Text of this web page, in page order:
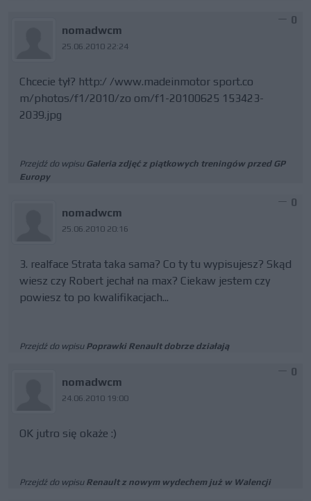
nomadwcm
25.06.2010 22:24
0
Chcecie tył? http:/ /www.madeinmotor sport.co
m/photos/f1/2010/zo om/f1-20100625 153423-
2039.jpg
Przejdź do wpisu Galeria zdjęć z piątkowych treningów przed GP
Europy
nomadwcm
25.06.2010 20:16
0
3. realface Strata taka sama? Co ty tu wypisujesz? Skąd
wiesz czy Robert jechał na max? Ciekaw jestem czy
powiesz to po kwalifikacjach...
Przejdź do wpisu Poprawki Renault dobrze działają
nomadwcm
24.06.2010 19:00
0
OK jutro się okaże :)
Przejdź do wpisu Renault z nowym wydechem już w Walencji